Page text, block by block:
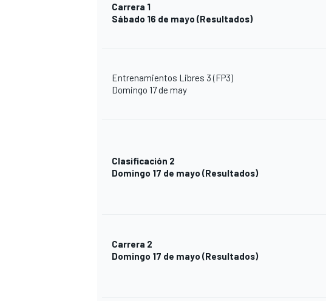
Carrera 1
Sábado 16 de mayo (Resultados)
Entrenamientos Libres 3 (FP3)
Domingo 17 de may
Clasificación 2
Domingo 17 de mayo (Resultados)
Carrera 2
Domingo 17 de mayo (Resultados)